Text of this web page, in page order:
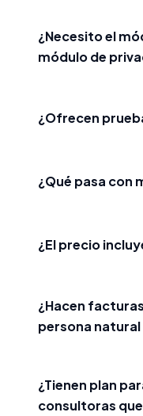
¿Necesito el
módulo de
¿Ofrecen
¿Qué pasa con
¿El precio
¿Hacen
persona
¿Tienen plan
consultoras